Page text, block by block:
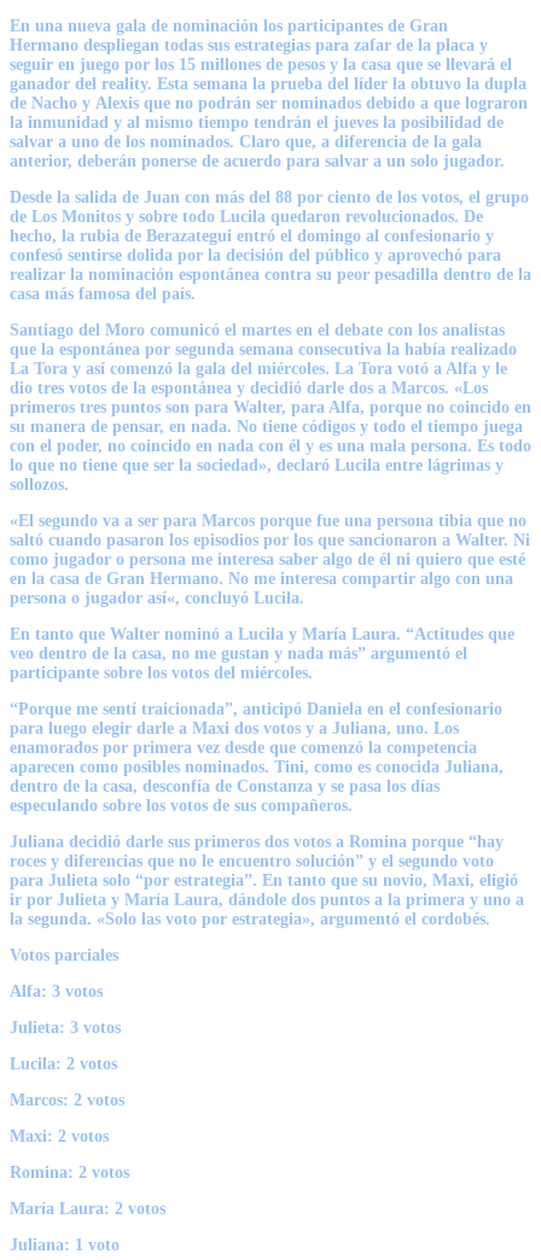
En una nueva gala de nominación los participantes de Gran
Hermano despliegan todas sus estrategias para zafar de la placa y
seguir en juego por los 15 millones de pesos y la casa que se llevará el
ganador del reality. Esta semana la prueba del líder la obtuvo la dupla
de Nacho y Alexis que no podrán ser nominados debido a que lograron
la inmunidad y al mismo tiempo tendrán el jueves la posibilidad de
salvar a uno de los nominados. Claro que, a diferencia de la gala
anterior, deberán ponerse de acuerdo para salvar a un solo jugador.
Desde la salida de Juan con más del 88 por ciento de los votos, el grupo
de Los Monitos y sobre todo Lucila quedaron revolucionados. De
hecho, la rubia de Berazategui entró el domingo al confesionario y
confesó sentirse dolida por la decisión del público y aprovechó para
realizar la nominación espontánea contra su peor pesadilla dentro de la
casa más famosa del país.
Santiago del Moro comunicó el martes en el debate con los analistas
que la espontánea por segunda semana consecutiva la había realizado
La Tora y así comenzó la gala del miércoles. La Tora votó a Alfa y le
dio tres votos de la espontánea y decidió darle dos a Marcos. «Los
primeros tres puntos son para Walter, para Alfa, porque no coincido en
su manera de pensar, en nada. No tiene códigos y todo el tiempo juega
con el poder, no coincido en nada con él y es una mala persona. Es todo
lo que no tiene que ser la sociedad», declaró Lucila entre lágrimas y
sollozos.
«El segundo va a ser para Marcos porque fue una persona tibia que no
saltó cuando pasaron los episodios por los que sancionaron a Walter. Ni
como jugador o persona me interesa saber algo de él ni quiero que esté
en la casa de Gran Hermano. No me interesa compartir algo con una
persona o jugador así«, concluyó Lucila.
En tanto que Walter nominó a Lucila y María Laura. “Actitudes que
veo dentro de la casa, no me gustan y nada más” argumentó el
participante sobre los votos del miércoles.
“Porque me sentí traicionada”, anticipó Daniela en el confesionario
para luego elegir darle a Maxi dos votos y a Juliana, uno. Los
enamorados por primera vez desde que comenzó la competencia
aparecen como posibles nominados. Tini, como es conocida Juliana,
dentro de la casa, desconfía de Constanza y se pasa los días
especulando sobre los votos de sus compañeros.
Juliana decidió darle sus primeros dos votos a Romina porque “hay
roces y diferencias que no le encuentro solución” y el segundo voto
para Julieta solo “por estrategia”. En tanto que su novio, Maxi, eligió
ir por Julieta y María Laura, dándole dos puntos a la primera y uno a
la segunda. «Solo las voto por estrategia», argumentó el cordobés.
Votos parciales
Alfa: 3 votos
Julieta: 3 votos
Lucila: 2 votos
Marcos: 2 votos
Maxi: 2 votos
Romina: 2 votos
María Laura: 2 votos
Juliana: 1 voto